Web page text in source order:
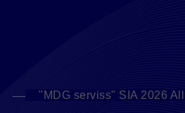
"MDG serviss" SIA 2026